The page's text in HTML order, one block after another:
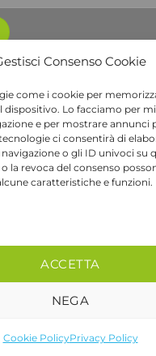
Consenso Cookie
come i cookie per
dispositivo. Lo facciamo per
e per mostrare annunci
ci consentirà di
o gli ID univoci su
la revoca del consenso
caratteristiche e funzioni.
ACCETTA
NEGA
Cookie PolicyPrivacy Policy
generali e di
Stripe MasterCard
On
7, 36061, Bassano del
- Cap. soc. €
bscom@pec.it SDI:
contratto qui
nostro operatore chiama il